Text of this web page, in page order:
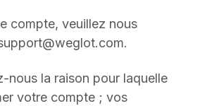
compte, veuillez nous
nous la raison pour laquelle
votre compte ; vos